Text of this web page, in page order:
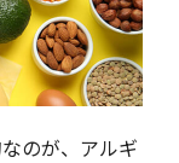
のが、アルギ